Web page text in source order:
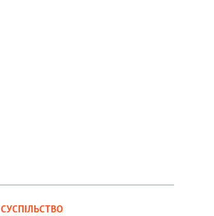
СУСПІЛЬСТВО